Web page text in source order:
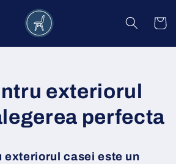
Coș
exteriorul
perfecta
exteriorul casei este un